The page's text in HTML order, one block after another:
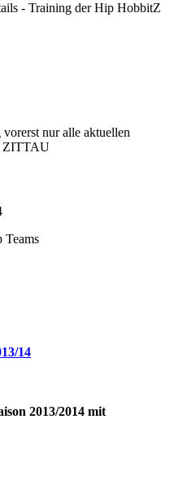
- Training der Hip HobbitZ
nur alle aktuellen
ZITTAU
14
2013/2014 mit